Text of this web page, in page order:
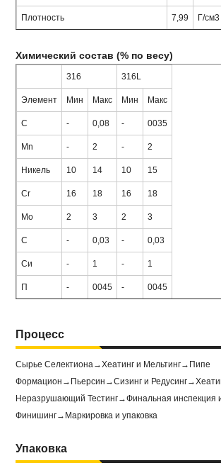
Плотность 7,99 Г/см3
Химический состав (% по весу)
316 316L
Элемент Мин Макс Мин Макс
С - 0,08 - 0035
Mn - 2 - 2
Никель 10 14 10 15
Cr 16 18 16 18
Мо 2 3 2 3
С - 0,03 - 0,03
Си - 1 - 1
П - 0045 - 0045
Процесс
Сырье Селектиона→Хеатинг и Мельтинг→Пипе
Формацион→Пьерсин→Сизинг и
Неразрушающий Тестинг→Финальная инспекция
Финишинг→Маркировка и упаковка
Упаковка